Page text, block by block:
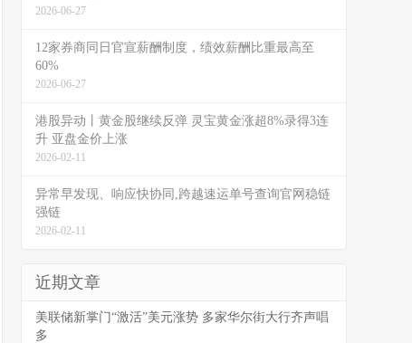
2026-06-27
12家券商同日官宣薪酬制度，绩效薪酬比重最高至
60%
2026-06-27
港股异动丨黄金股继续反弹 灵宝黄金涨超8%录得3连
升 亚盘金价上涨
2026-02-11
异常早发现、响应快协同,跨越速运单号查询官网稳链
强链
2026-02-11
近期文章
美联储新掌门“激活”美元涨势 多家华尔街大行齐声唱
多